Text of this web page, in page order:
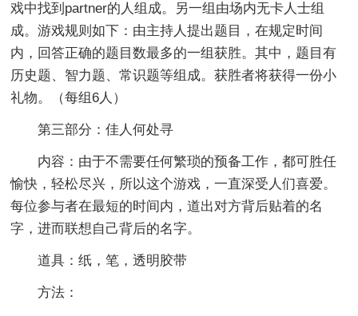
戏中找到partner的人组成。另一组由场内无卡人士组
成。游戏规则如下：由主持人提出题目，在规定时间
内，回答正确的题目数最多的一组获胜。其中，题目有
历史题、智力题、常识题等组成。获胜者将获得一份小
礼物。（每组6人）
第三部分：佳人何处寻
内容：由于不需要任何繁琐的预备工作，都可胜任
愉快，轻松尽兴，所以这个游戏，一直深受人们喜爱。
每位参与者在最短的时间内，道出对方背后贴着的名
字，进而联想自己背后的名字。
道具：纸，笔，透明胶带
方法：